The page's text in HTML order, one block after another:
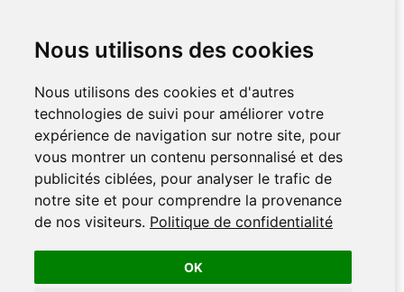
Nous utilisons des cookies
Nous utilisons des cookies et d'autres
technologies de suivi pour améliorer votre
expérience de navigation sur notre site, pour
vous montrer un contenu personnalisé et des
publicités ciblées, pour analyser le trafic de
notre site et pour comprendre la provenance
de nos visiteurs. Politique de confidentialité
OK